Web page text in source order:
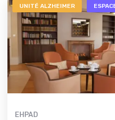
UNITÉ ALZHEIMER
EHPAD